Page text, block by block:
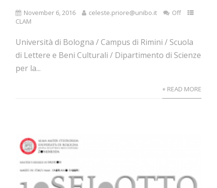
November 6, 2016 celeste.priore@unibo.it
Off
CLAM
Università di Bologna / Campus di Rimini / Scuola
di Lettere e Beni Culturali / Dipartimento di Scienze
per la...
+ READ MORE